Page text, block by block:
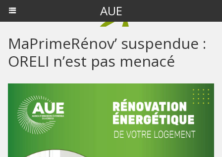
AUE
MaPrimeRénov’ suspendue :
ORELI n’est pas menacé